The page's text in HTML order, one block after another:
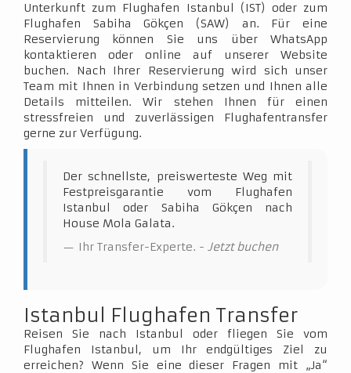
Unterkunft zum Flughafen Istanbul (IST) oder zum
Flughafen Sabiha Gökçen (SAW) an. Für eine
Reservierung können Sie uns über WhatsApp
kontaktieren oder online auf unserer Website
buchen. Nach Ihrer Reservierung wird sich unser
Team mit Ihnen in Verbindung setzen und Ihnen alle
Details mitteilen. Wir stehen Ihnen für einen
stressfreien und zuverlässigen Flughafentransfer
gerne zur Verfügung.
Der schnellste, preiswerteste Weg mit
Festpreisgarantie vom Flughafen
Istanbul oder Sabiha Gökçen nach
House Mola Galata.
Ihr Transfer-Experte. - Jetzt buchen
Istanbul Flughafen Transfer
Reisen Sie nach Istanbul oder fliegen Sie vom
Flughafen Istanbul, um Ihr endgültiges Ziel zu
erreichen? Wenn Sie eine dieser Fragen mit „Ja“